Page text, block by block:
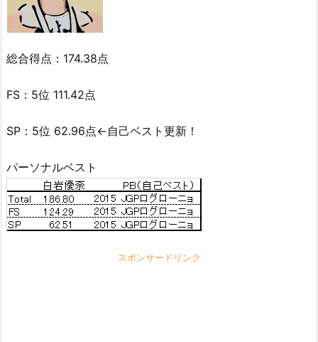
総合得点：174.38点
FS：5位 111.42点
SP：5位 62.96点←自己ベスト更新！
パーソナルベスト
スポンサードリンク